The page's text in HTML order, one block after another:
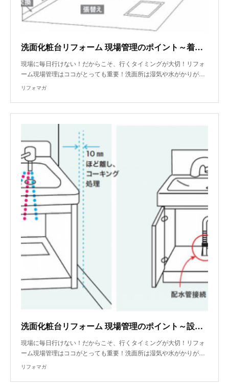
洗面化粧台リフォーム 現場管理のポイント～着工時、撤去時
現場に毎日行けない！だからこそ、行くタイミングが大切！リフォ
ーム現場管理はココがとっても重要！洗面所は湿気や水がかりが…
リフォマガ
洗面化粧台リフォーム 現場管理のポイント～設置工事、漏水テスト・完了
現場に毎日行けない！だからこそ、行くタイミングが大切！リフォ
ーム現場管理はココがとっても重要！洗面所は湿気や水がかりが…
リフォマガ